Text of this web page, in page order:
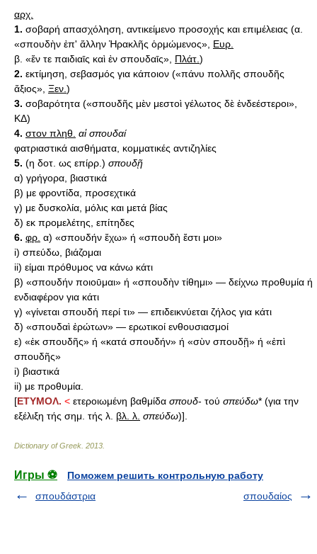
αρχ.
1. σοβαρή απασχόληση, αντικείμενο προσοχής και επιμέλειας (α.
«σπουδὴν ἐπ' ἄλλην Ἡρακλῆς ὁρμώμενος», Ευρ.
β. «ἔν τε παιδιαῑς καὶ ἐν σπουδαῑς», Πλάτ. )
2. εκτίμηση, σεβασμός για κάποιον («πάνυ πολλῆς σπουδῆς
ἄξιος», Ξεν. )
3. σοβαρότητα («σπουδῆς μὲν μεστοὶ γέλωτος δὲ ἐνδεέστεροι»,
ΚΔ)
4. στον πληθ. αἱ σπουδαί
φατριαστικά αισθήματα, κομματικές αντιζηλίες
5. (η δοτ. ως επίρρ.) σπουδῇ
α) γρήγορα, βιαστικά
β) με φροντίδα, προσεχτικά
γ) με δυσκολία, μόλις και μετά βίας
δ) εκ προμελέτης, επίτηδες
6. φρ. α) «σπουδήν ἔχω» ή «σπουδὴ ἔστι μοι»
i) σπεύδω, βιάζομαι
ii) είμαι πρόθυμος να κάνω κάτι
β) «σπουδήν ποιοῡμαι» ή «σπουδὴν τίθημι» — δείχνω προθυμία ή
ενδιαφέρον για κάτι
γ) «γίνεται σπουδή περί τι» — επιδεικνύεται ζήλος για κάτι
δ) «σπουδαὶ ἐρώτων» — ερωτικοί ενθουσιασμοί
ε) «ἐκ σπουδῆς» ή «κατά σπουδήν» ή «σὺν σπουδῇ» ή «ἐπὶ
σπουδῆς»
i) βιαστικά
ii) με προθυμία.
[ΕΤΥΜΟΛ. < ετεροιωμένη βαθμίδα σπουδ- τού σπεύδω* (για την
εξέλιξη τής σημ. τής λ. βλ. λ. σπεύδω)].
Dictionary of Greek 2013
Игры ⚽
Поможем решить контрольную работу
σπουδάστρια
σπουδαίος